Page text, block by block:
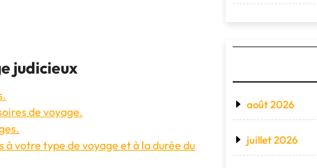
judicieux
de voyage.
à votre type de voyage et à la durée du
août 2026
juillet 2026